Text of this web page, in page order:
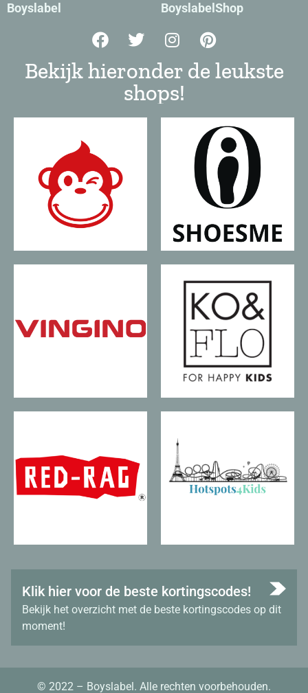
Boyslabel
BoyslabelShop
Bekijk hieronder de leukste
shops!
Klik hier voor de beste kortingscodes!
Bekijk het overzicht met de beste kortingscodes op dit
moment!
© 2022 – Boyslabel. Alle rechten voorbehouden.